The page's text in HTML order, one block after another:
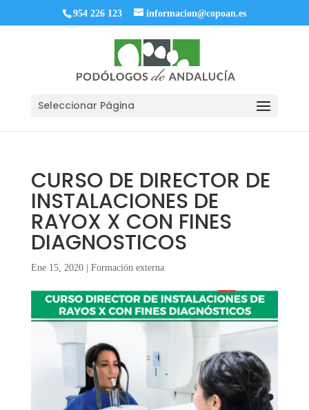
954 226 123 informacion@copoan.es
Seleccionar Página
CURSO DE DIRECTOR DE
INSTALACIONES DE
RAYOX X CON FINES
DIAGNOSTICOS
Ene 15, 2020| Formación externa